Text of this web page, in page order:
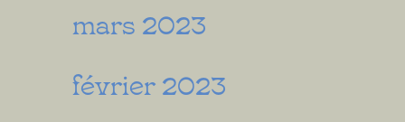
mars 2023
février 2023